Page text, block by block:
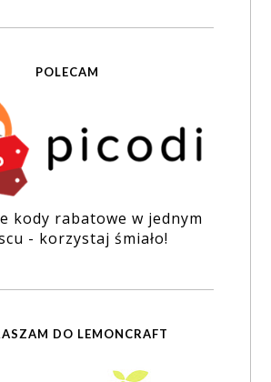
POLECAM
kody rabatowe w jednym
- korzystaj śmiało!
DO LEMONCRAFT